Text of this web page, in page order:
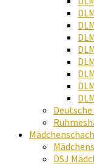
Mädchenschach
DSJ